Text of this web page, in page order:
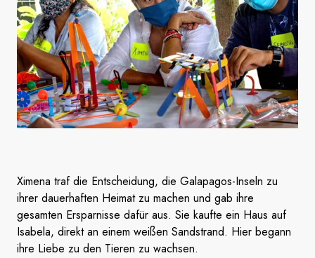
Ximena traf die Entscheidung, die Galapagos-Inseln zu
ihrer dauerhaften Heimat zu machen und gab ihre
gesamten Ersparnisse dafür aus. Sie kaufte ein Haus auf
Isabela, direkt an einem weißen Sandstrand. Hier begann
ihre Liebe zu den Tieren zu wachsen.